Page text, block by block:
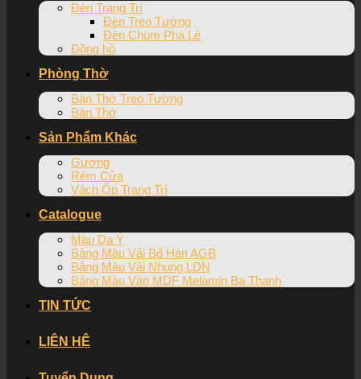
Đèn Trang Trí
Đèn Treo Tường
Đèn Chùm Pha Lê
Đồng hồ
Phòng Thờ
Bàn Thờ Treo Tường
Bàn Thờ
Sản Phẩm Khác
Gương
Rèm Cửa
Vách Ốp Trang Trí
Catalogue
Màu Da Ý
Bảng Màu Vải Bố Hàn AGB
Bảng Màu Vải Nhung LDN
Bảng Màu Ván MDF Melamin Ba Thanh
TIN TỨC
LIÊN HỆ